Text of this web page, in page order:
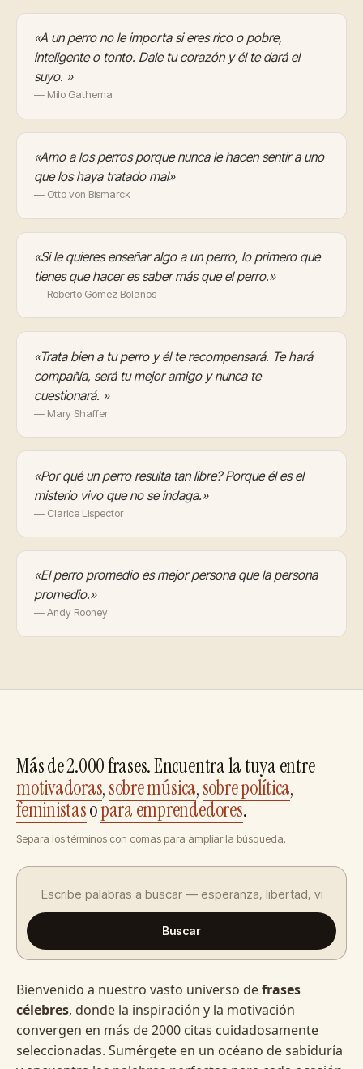
«A un perro no le importa si eres rico o pobre,
inteligente o tonto. Dale tu corazón y él te dará el
suyo. »
— Milo Gathema
«Amo a los perros porque nunca le hacen sentir a uno
que los haya tratado mal»
— Otto von Bismarck
«Si le quieres enseñar algo a un perro, lo primero que
tienes que hacer es saber más que el perro.»
— Roberto Gómez Bolaños
«Trata bien a tu perro y él te recompensará. Te hará
compañía, será tu mejor amigo y nunca te
cuestionará. »
— Mary Shaffer
«Por qué un perro resulta tan libre? Porque él es el
misterio vivo que no se indaga.»
— Clarice Lispector
«El perro promedio es mejor persona que la persona
promedio.»
— Andy Rooney
Más de 2.000 frases. Encuentra la tuya entre
motivadoras,sobre música,sobre política,
feministasopara emprendedores.
Separa los términos con comas para ampliar la búsqueda.
Buscar
Bienvenido a nuestro vasto universo defrases
célebres, donde la inspiración y la motivación
convergen en más de 2000 citas cuidadosamente
seleccionadas. Sumérgete en un océano de sabiduría